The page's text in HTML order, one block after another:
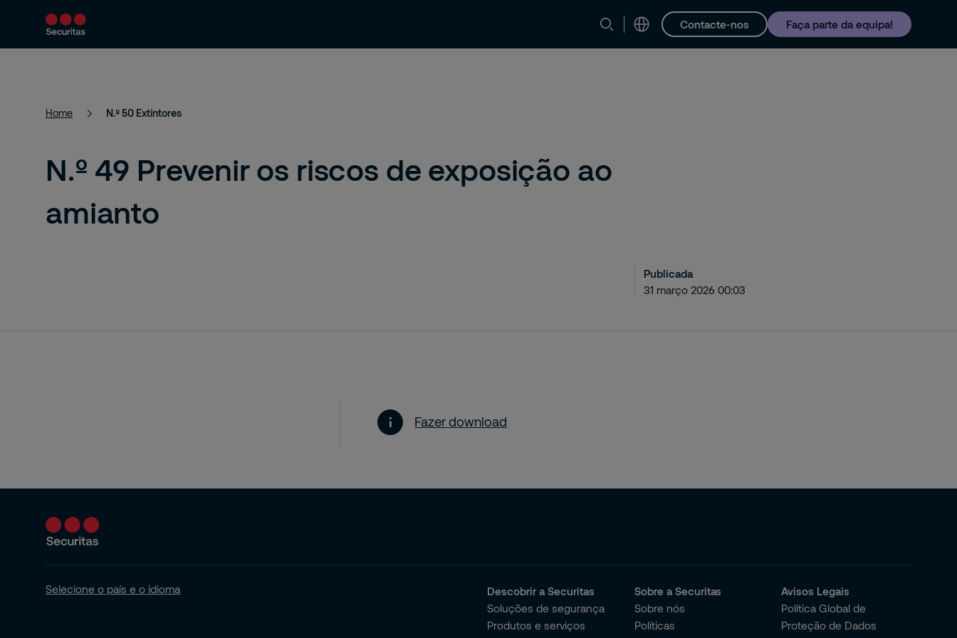
Contacte-nos Faça parte da equipa!
Produtos e Serviços Soluções de segurança Media e Insights Carreiras Contacto e Suporte
Home N.º 50 Extintores
N.º 49 Prevenir os riscos de exposição ao
amianto
Publicada
31 março 2026 00:03
Fazer download
Selecione o país e o idioma
Descobrir a Securitas
Soluções de segurança
Produtos e serviços
Sobre a Securitas
Sobre nós
Políticas
Avisos Legais
Política Global de
Proteção de Dados